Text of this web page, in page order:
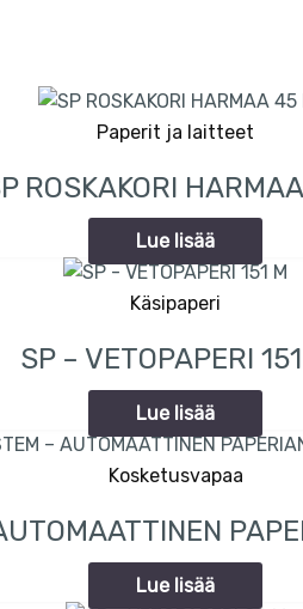
Paperit ja laitteet
ROSKAKORI
Lue lisää
Käsipaperi
SP – VETOPAPERI
Lue lisää
Kosketusvapaa
Lue lisää